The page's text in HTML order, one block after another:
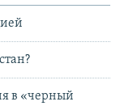
в «черный